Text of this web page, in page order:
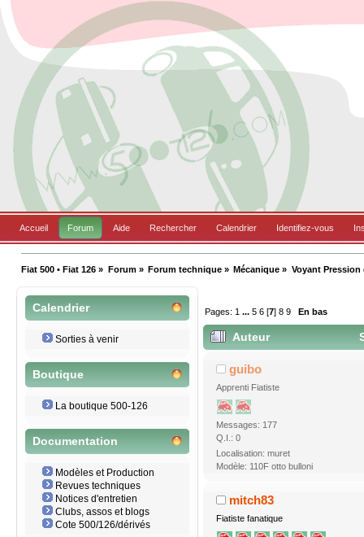
Accueil Forum Aide Rechercher Calendrier Identifiez-vous
Fiat 500 • Fiat 126 » Forum» Forum technique» Mécanique » Voyant Pression
Calendrier
Sorties à venir
Boutique
La boutique 500-126
Documentation
Modèles et Production
Revues techniques
Notices d'entretien
Clubs, assos et blogs
Cote 500/126/dérivés
Pages: 1 ...5 6 [7]8 9 En bas
Auteur
guibo
Apprenti Fiatiste
Messages: 177
Q.I.: 0
Localisation: muret
Modèle: 110F otto bulloni
mitch83
Fiatiste fanatique